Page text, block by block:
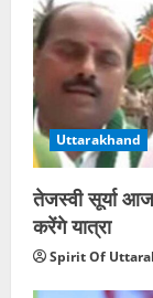
Uttarakhand
तेजस्वी सूर्या
करेंगे यात्रा
Spirit Of